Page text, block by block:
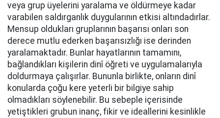
veya grup üyelerini yaralama ve öldürmeye kadar
varabilen saldırganlık duygularının etkisi altındadırlar.
Mensup oldukları gruplarının başarısı onları son
derece mutlu ederken başarısızlığı ise derinden
yaralamaktadır. Bunlar hayatlarının tamamını,
bağlandıkları kişilerin dinî öğreti ve uygulamalarıyla
doldurmaya çalışırlar. Bununla birlikte, onların dinî
konularda çoğu kere yeterli bir bilgiye sahip
olmadıkları söylenebilir. Bu sebeple içerisinde
yetiştikleri grubun inanç, fikir ve ideallerini kesinlikle